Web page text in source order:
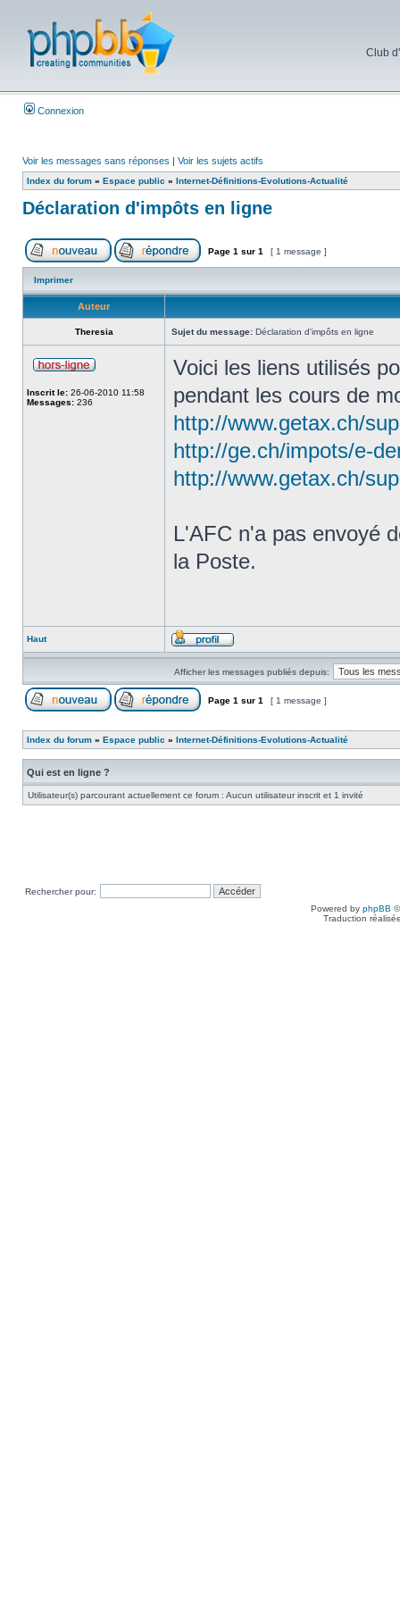
Club
Connexion
Voir les messages sans réponses | Voir les sujets actifs
Index du forum » Espace public » Internet-Définitions-Evolutions-Actualité
Déclaration d'impôts en ligne
Page 1 sur 1 [ 1 message ]
Imprimer
Auteur
Theresia Sujet du message: Déclaration d'impôts en ligne
Inscrit le: 26-06-2010 11:58
Messages: 236
Voici les liens utilisés
pendant les cours de
http://www.getax.ch/
http://ge.ch/impots/e-
http://www.getax.ch/
L'AFC n'a pas envoyé
la Poste.
Haut
Afficher les messages publiés depuis:
Page 1 sur 1 [ 1 message ]
Index du forum » Espace public » Internet-Définitions-Evolutions-Actualité
Qui est en ligne ?
Utilisateur(s) parcourant actuellement ce forum : Aucun utilisateur inscrit et 1 invité
Rechercher pour:
Powered by phpBB
Traduction